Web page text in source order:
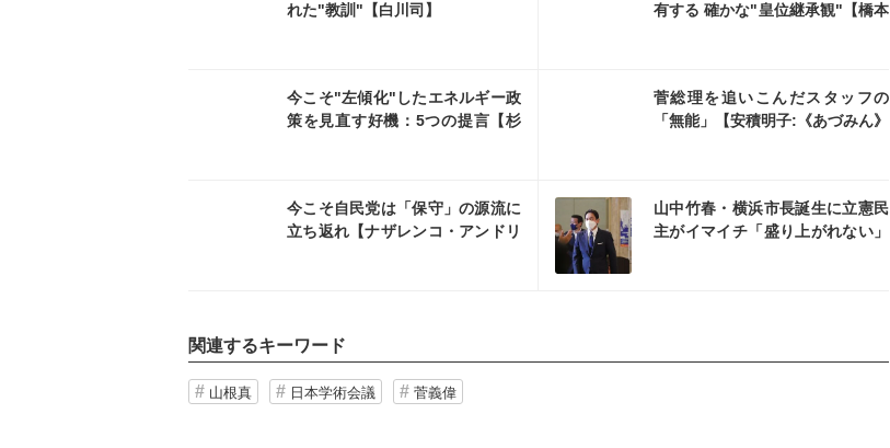
れた"教訓"【白川司】
有する 確かな"皇位継承観"【橋本
今こそ"左傾化"したエネルギー政
策を見直す好機：5つの提言【杉
菅総理を追いこんだスタッフの
「無能」【安積明子:《あづみん》
今こそ自民党は「保守」の源流に
立ち返れ【ナザレンコ・アンドリ
山中竹春・横浜市長誕生に立憲民
主がイマイチ「盛り上がれない」
記事を読む
関連するキーワード
山根真 日本学術会議 菅義偉